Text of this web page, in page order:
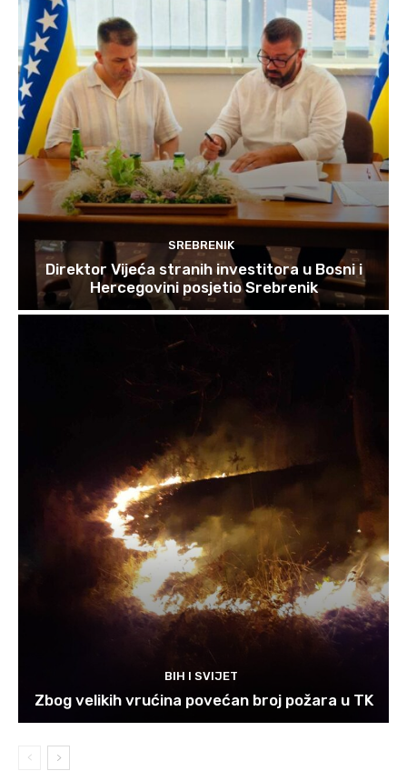
SREBRENIK
Direktor Vijeća stranih investitora u Bosni i
Hercegovini posjetio Srebrenik
BIH I SVIJET
Zbog velikih vrućina povećan broj požara u TK